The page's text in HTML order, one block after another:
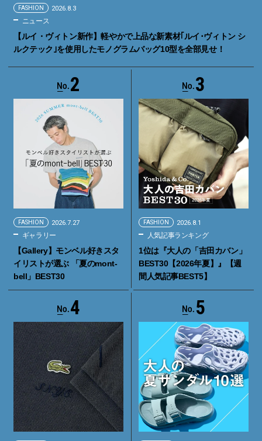
FASHION 2026.8.3
ニュース
【ルイ・ヴィトン新作】軽やかで上品な新素材｢ルイ･ヴィトン シ
ルクテック｣を使用したモノグラムバッグ10型を全部見せ！
2
FASHION 2026.7.27
ギャラリー
【Gallery】モンベル好きスタ
イリストが選ぶ 「夏のmont-
bell」BEST30
3
FASHION 2026.8.1
人気記事ランキング
1位は『大人の「吉田カバン」
BEST30【2026年夏】』【週
間人気記事BEST5】
4 5